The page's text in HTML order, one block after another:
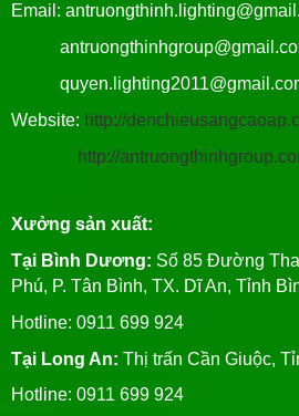
Email:
Website: http://
http://
Xưởng sản xuất:
Tại Bình Dương: Số 85 Đường
Phú, P. Tân Bình, TX. Dĩ An, Tỉnh
Hotline: 0911 699 924
Tại Long An: Thị trấn Cần Giuộc,
Hotline: 0911 699 924